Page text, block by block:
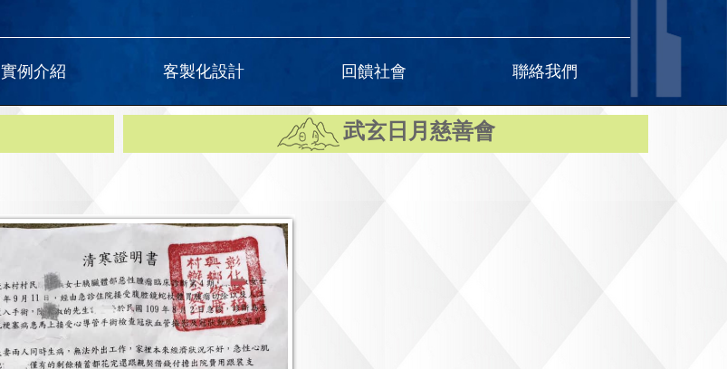
實例介紹 客製化設計 回饋社會 聯絡我們
武玄日月慈善會